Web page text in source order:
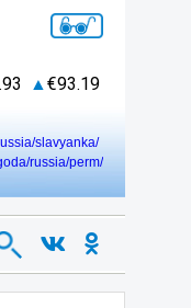
93.19
slavyanka/
russia/perm/